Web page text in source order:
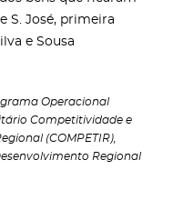
S. José, primeira
e Sousa
Operacional
Competitividade e
(COMPETIR),
Regional